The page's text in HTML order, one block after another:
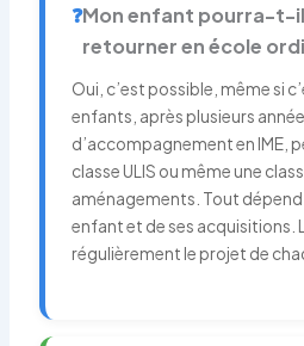
❓Mon enfant pourra-t-il
retourner en école
Oui, c’est possible, même si
enfants, après plusieurs
d’accompagnement en IME,
classe ULIS ou même une
aménagements. Tout dépend
enfant et de ses acquisitions.
régulièrement le projet de